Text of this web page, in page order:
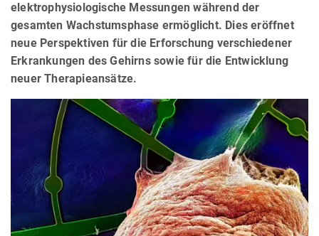
elektrophysiologische Messungen während der
gesamten Wachstumsphase ermöglicht. Dies eröffnet
neue Perspektiven für die Erforschung verschiedener
Erkrankungen des Gehirns sowie für die Entwicklung
neuer Therapieansätze.